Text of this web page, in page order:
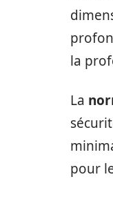
la
La
pour